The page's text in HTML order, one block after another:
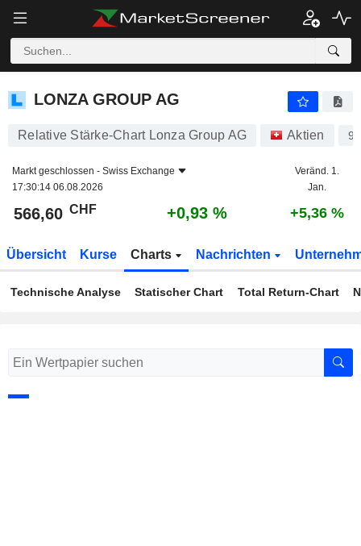
LONZA GROUP AG
LONZA GROUP AG
Relative Stärke-Chart Lonza Group AG Aktien
Markt geschlossen - Swiss Exchange
17:30:14 06.08.2026
Veränd. 1.
Jan.
566,60 CHF +0,93 % +5,36 %
Übersicht Kurse Charts Nachrichten
Technische Analyse Statischer Chart Total Return-Chart